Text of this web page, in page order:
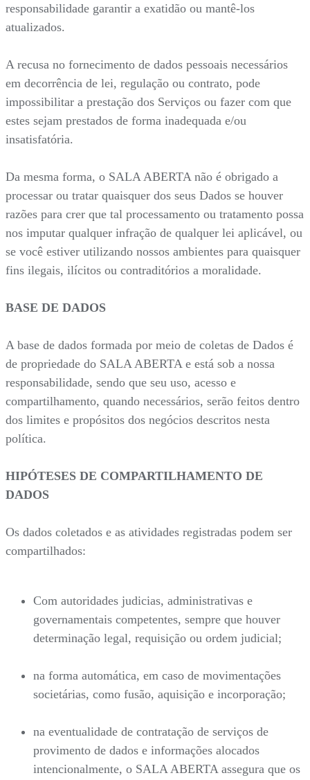
responsabilidade garantir a exatidão ou mantê-los
atualizados.
A recusa no fornecimento de dados pessoais necessários
em decorrência de lei, regulação ou contrato, pode
impossibilitar a prestação dos Serviços ou fazer com que
estes sejam prestados de forma inadequada e/ou
insatisfatória.
Da mesma forma, o SALA ABERTA não é obrigado a
processar ou tratar quaisquer dos seus Dados se houver
razões para crer que tal processamento ou tratamento possa
nos imputar qualquer infração de qualquer lei aplicável, ou
se você estiver utilizando nossos ambientes para quaisquer
fins ilegais, ilícitos ou contraditórios a moralidade.
BASE DE DADOS
A base de dados formada por meio de coletas de Dados é
de propriedade do SALA ABERTA e está sob a nossa
responsabilidade, sendo que seu uso, acesso e
compartilhamento, quando necessários, serão feitos dentro
dos limites e propósitos dos negócios descritos nesta
política.
HIPÓTESES DE COMPARTILHAMENTO DE
DADOS
Os dados coletados e as atividades registradas podem ser
compartilhados:
Com autoridades judicias, administrativas e
governamentais competentes, sempre que houver
determinação legal, requisição ou ordem judicial;
na forma automática, em caso de movimentações
societárias, como fusão, aquisição e incorporação;
na eventualidade de contratação de serviços de
provimento de dados e informações alocados
intencionalmente, o SALA ABERTA assegura que os